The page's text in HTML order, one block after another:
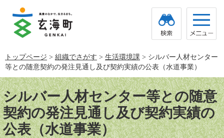
で
す。
ば
し
て
本
文
へ
トップページ > 組織でさがす > 生活環境課 > シルバー人材センター
等との随意契約の発注見通し及び契約実績の公表（水道事業）
本
文シルバー人材センター等との随意
契約の発注見通し及び契約実績の
公表（水道事業）